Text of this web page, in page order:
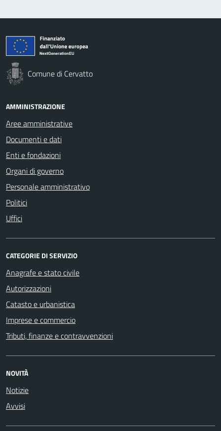
Comune di Cervatto
AMMINISTRAZIONE
Aree amministrative
Documenti e dati
Enti e fondazioni
Organi di governo
Personale amministrativo
Politici
Uffici
CATEGORIE DI SERVIZIO
Anagrafe e stato civile
Autorizzazioni
Catasto e urbanistica
Imprese e commercio
Tributi, finanze e contravvenzioni
NOVITÀ
Notizie
Avvisi